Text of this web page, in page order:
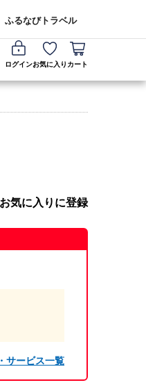
ふるなびトラベル
ログインお気に入り カート
お気に入りに登録
サービス一覧